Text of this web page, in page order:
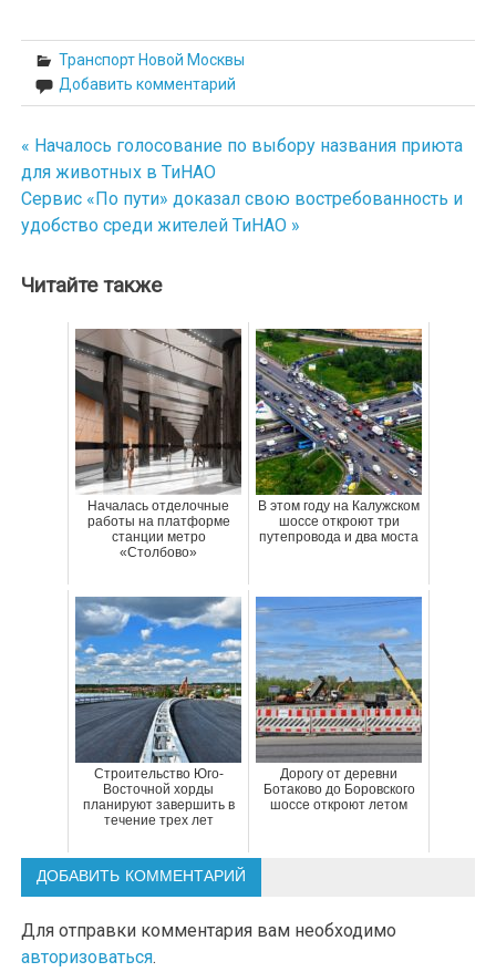
Транспорт Новой Москвы
Добавить комментарий
Навигация
по
записям
« Началось голосование по выбору названия приюта
для животных в ТиНАО
Сервис «По пути» доказал свою востребованность и
удобство среди жителей ТиНАО »
Читайте также
Началась отделочные
работы на платформе
станции метро
«Столбово»
В этом году на Калужском
шоссе откроют три
путепровода и два моста
Строительство Юго-
Восточной хорды
планируют завершить в
течение трех лет
Дорогу от деревни
Ботаково до Боровского
шоссе откроют летом
ДОБАВИТЬ КОММЕНТАРИЙ
Для отправки комментария вам необходимо
авторизоваться.